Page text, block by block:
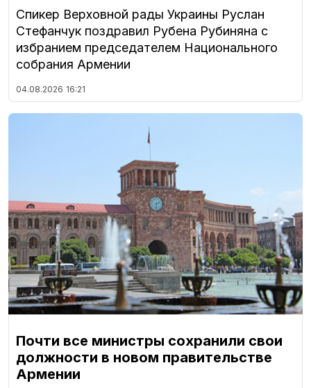
Спикер Верховной рады Украины Руслан
Стефанчук поздравил Рубена Рубиняна с
избранием председателем Национального
собрания Армении
04.08.2026 16:21
Почти все министры сохранили свои
должности в новом правительстве
Армении